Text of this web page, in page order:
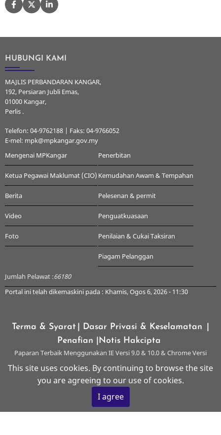
HUBUNGI KAMI
MAJLIS PERBANDARAN KANGAR,
192, Persiaran Jubli Emas,
01000 Kangar,
Perlis .
Telefon: 04-9762188 | Faks: 04-9766052
E-mel: mpk@mpkangar.gov.my
Mengenai MPKangar
Ketua Pegawai Maklumat (CIO)
Berita
Video
Foto
Penerbitan
Kemudahan Awam & Tempahan
Pelesenan & permit
Penguatkuasaan
Penilaian & Cukai Taksiran
Piagam Pelanggan
Jumlah Pelawat :66180
Portal ini telah dikemaskini pada : Khamis, Ogos 6, 2026 - 11:30
Terma & Syarat | Dasar Privasi & Keselamatan
Penafian
|Notis Hakcipta
Paparan Terbaik Menggunakan IE Versi 9.0 & 10.0 & Chrome Versi
Terkini & ke atas dengan Resolusi 1024 x 768
© 2026 Majlis Perbandaran Kangar, All rights reserved.
This site uses cookies. By continuing to browse the site
you are agreeing to our use of cookies.
I agree